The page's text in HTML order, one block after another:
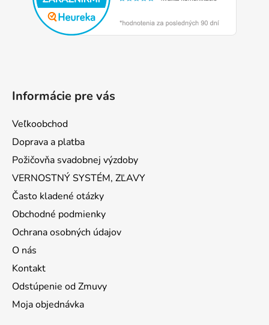
Informácie pre vás
Veľkoobchod
Doprava a platba
Požičovňa svadobnej výzdoby
VERNOSTNÝ SYSTÉM, ZĽAVY
Často kladené otázky
Obchodné podmienky
Ochrana osobných údajov
O nás
Kontakt
Odstúpenie od Zmuvy
Moja objednávka